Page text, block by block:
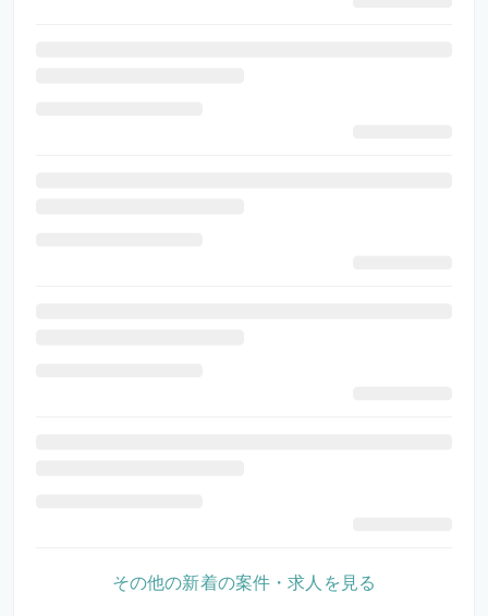
その他の新着の案件・求人を見る